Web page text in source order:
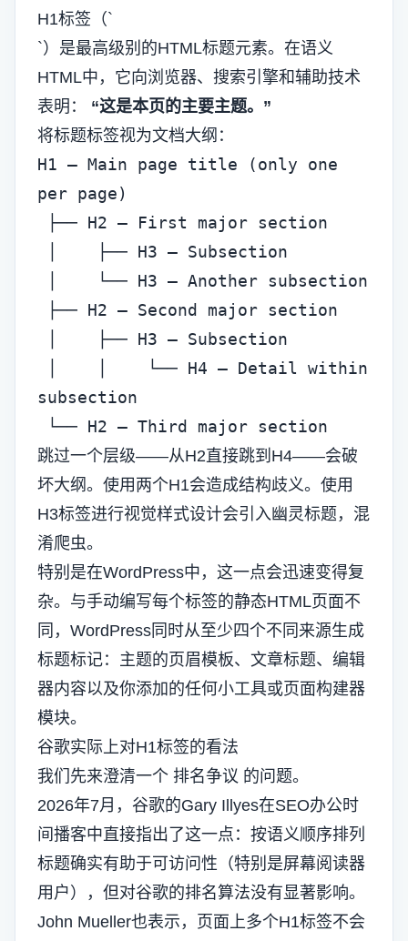
H1标签（`
`）是最高级别的HTML标题元素。在语义
HTML中，它向浏览器、搜索引擎和辅助技术
表明： “这是本页的主要主题。”
将标题标签视为文档大纲：
H1 – Main page title (only one
per page)
subsection
└── H2 – Third major section
跳过一个层级——从H2直接跳到H4——会破
坏大纲。使用两个H1会造成结构歧义。使用
H3标签进行视觉样式设计会引入幽灵标题，混
淆爬虫。
特别是在WordPress中，这一点会迅速变得复
杂。与手动编写每个标签的静态HTML页面不
同，WordPress同时从至少四个不同来源生成
标题标记：主题的页眉模板、文章标题、编辑
器内容以及你添加的任何小工具或页面构建器
模块。
谷歌实际上对H1标签的看法
我们先来澄清一个 排名争议 的问题。
2026年7月，谷歌的Gary Illyes在SEO办公时
间播客中直接指出了这一点：按语义顺序排列
标题确实有助于可访问性（特别是屏幕阅读器
用户），但对谷歌的排名算法没有显著影响。
John Mueller也表示，页面上多个H1标签不会